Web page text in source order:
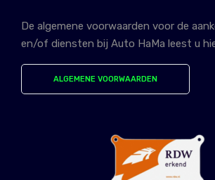
De algemene voorwaarden voor de
en/of diensten bij Auto HaMa leest u
ALGEMENE VOORWAARDEN